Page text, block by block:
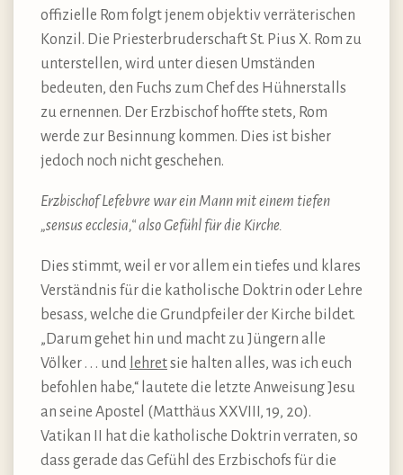
offizielle Rom folgt jenem objektiv verräterischen
Konzil. Die Priesterbruderschaft St. Pius X. Rom zu
unterstellen, wird unter diesen Umständen
bedeuten, den Fuchs zum Chef des Hühnerstalls
zu ernennen. Der Erzbischof hoffte stets, Rom
werde zur Besinnung kommen. Dies ist bisher
jedoch noch nicht geschehen.
Erzbischof Lefebvre war ein Mann mit einem tiefen
„sensus ecclesia,“ also Gefühl für die Kirche.
Dies stimmt, weil er vor allem ein tiefes und klares
Verständnis für die katholische Doktrin oder Lehre
besass, welche die Grundpfeiler der Kirche bildet.
„Darum gehet hin und macht zu Jüngern alle
Völker . . . und lehretsie halten alles, was ich euch
befohlen habe,“ lautete die letzte Anweisung Jesu
an seine Apostel (Matthäus XXVIII, 19, 20).
Vatikan II hat die katholische Doktrin verraten, so
dass gerade das Gefühl des Erzbischofs für die